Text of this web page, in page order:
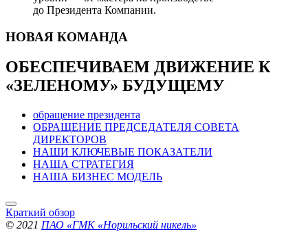
до Президента Компании.
НОВАЯ КОМАНДА
ОБЕСПЕЧИВАЕМ ДВИЖЕНИЕ К
«ЗЕЛЕНОМУ» БУДУЩЕМУ
обращение президента
ОБРАЩЕНИЕ ПРЕДСЕДАТЕЛЯ СОВЕТА
ДИРЕКТОРОВ
НАШИ КЛЮЧЕВЫЕ ПОКАЗАТЕЛИ
НАША СТРАТЕГИЯ
НАША БИЗНЕС МОДЕЛЬ
Краткий обзор
© 2021 ПАО «ГМК «Норильский никель»